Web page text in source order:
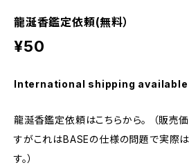
龍涎香鑑定依頼(無料）
¥50
International shipping available
龍涎香鑑定依頼はこちらから。 （販売
すがこれはBASEの仕様の問題で実際
す。）